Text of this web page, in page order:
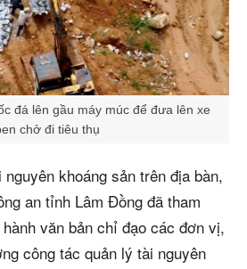
đá lên gầu máy múc để đưa lên xe
chở đi tiêu thụ
khoáng sản trên địa bàn,
an tỉnh Lâm Đồng đã tham
văn bản chỉ đạo các đơn vị,
công tác quản lý tài nguyên